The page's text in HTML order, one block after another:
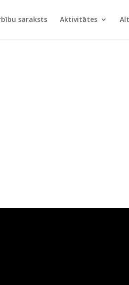
saraksts Aktivitātes